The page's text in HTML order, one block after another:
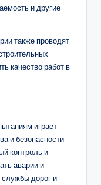
и другие
также проводят
качество работ в
играет
и безопасности
контроль и
аварии и
дорог и